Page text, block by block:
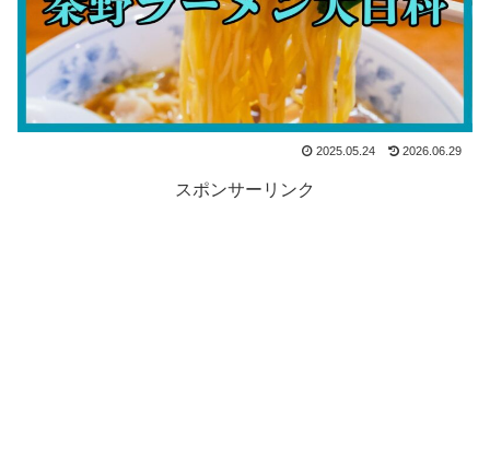
2025.05.24 2026.06.29
スポンサーリンク